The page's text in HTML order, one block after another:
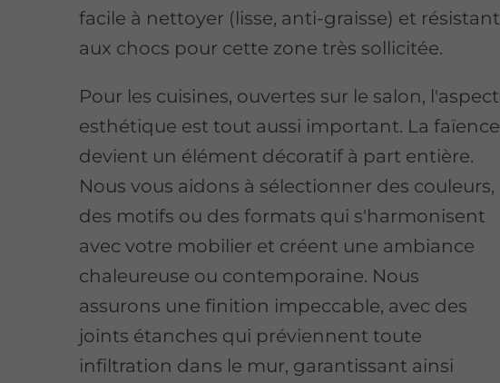
facile à nettoyer (lisse, anti-graisse) et résistant
aux chocs pour cette zone très sollicitée.
Pour les cuisines, ouvertes sur le salon, l'aspect
esthétique est tout aussi important. La faïence
devient un élément décoratif à part entière.
Nous vous aidons à sélectionner des couleurs,
des motifs ou des formats qui s'harmonisent
avec votre mobilier et créent une ambiance
chaleureuse ou contemporaine. Nous
assurons une finition impeccable, avec des
joints étanches qui préviennent toute
infiltration dans le mur, garantissant ainsi